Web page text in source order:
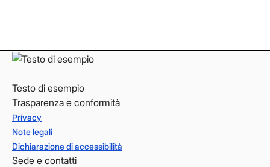
Testo di esempio
Trasparenza e conformità
Privacy
Note legali
Dichiarazione di accessibilità
Sede e contatti